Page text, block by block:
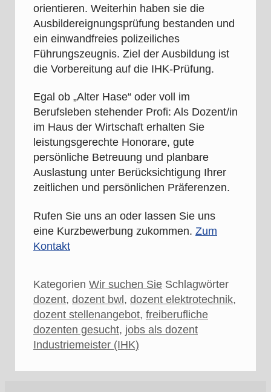
orientieren. Weiterhin haben sie die
Ausbildereignungsprüfung bestanden und
ein einwandfreies polizeiliches
Führungszeugnis. Ziel der Ausbildung ist
die Vorbereitung auf die IHK-Prüfung.
Egal ob „Alter Hase“ oder voll im
Berufsleben stehender Profi: Als Dozent/in
im Haus der Wirtschaft erhalten Sie
leistungsgerechte Honorare, gute
persönliche Betreuung und planbare
Auslastung unter Berücksichtigung Ihrer
zeitlichen und persönlichen Präferenzen.
Rufen Sie uns an oder lassen Sie uns
eine Kurzbewerbung zukommen. Zum
Kontakt
Kategorien Wir suchen Sie Schlagwörter
dozent, dozent bwl, dozent elektrotechnik,
dozent stellenangebot, freiberufliche
dozenten gesucht, jobs als dozent
Industriemeister (IHK)